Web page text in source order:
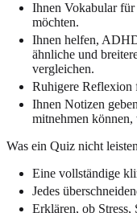
Ihnen Vokabular
möchten.
Ihnen helfen,
ähnliche und
vergleichen.
Ruhigere Reflexion
Ihnen Notizen
mitnehmen können,
Was ein Quiz nicht
Eine vollständige
Jedes
Erklären, ob Stress,